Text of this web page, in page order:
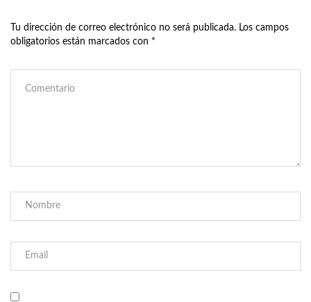
Tu dirección de correo electrónico no será publicada. Los campos
obligatorios están marcados con *